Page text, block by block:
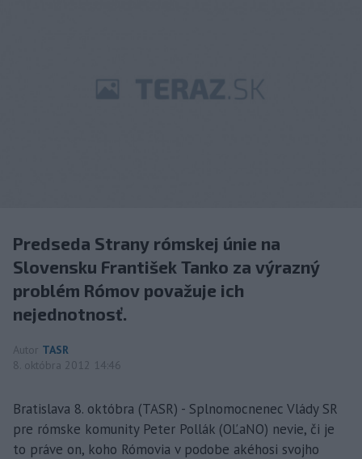
Predseda Strany rómskej únie na
Slovensku František Tanko za výrazný
problém Rómov považuje ich
nejednotnosť.
Autor TASR
8. októbra 2012 14:46
Bratislava 8. októbra (TASR) - Splnomocnenec Vlády SR
pre rómske komunity Peter Pollák (OĽaNO) nevie, či je
to práve on, koho Rómovia v podobe akéhosi svojho